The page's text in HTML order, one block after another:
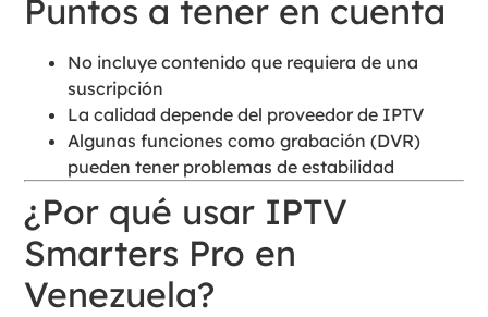
Puntos a tener en cuenta
No incluye contenido que requiera de una
suscripción
La calidad depende del proveedor de IPTV
Algunas funciones como grabación (DVR)
pueden tener problemas de estabilidad
¿Por qué usar IPTV
Smarters Pro en
Venezuela?